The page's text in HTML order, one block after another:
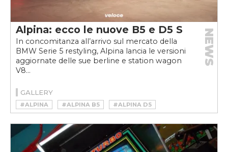
Alpina: ecco le nuove B5 e D5 S
In concomitanza all’arrivo sul mercato della
BMW Serie 5 restyling, Alpina lancia le versioni
aggiornate delle sue berline e station wagon
V8...
NEWS
GALLERY
#ALPINA #ALPINA B5
#ALPINA D5
#B5
#BMW SERIE 5 #D5
#TURBO
#V8